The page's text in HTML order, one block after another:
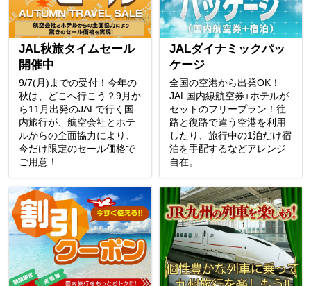
JAL秋旅タイムセール
開催中
9/7(月)までの受付！今年の
秋は、どこへ行こう？9月か
ら11月出発のJALで行く国
内旅行が、航空会社とホテ
ルからの全面協力により、
今だけ限定のセール価格で
ご用意！
JALダイナミックパッ
ケージ
全国の空港から出発OK！
JAL国内線航空券+ホテルが
セットのフリープラン！往
路と復路で違う空港を利用
したり、旅行中の1泊だけ宿
泊を手配するなどアレンジ
自在。